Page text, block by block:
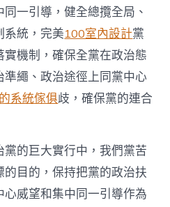
一引導，健全總攬全局、
系統，完美100室內設計黨
機制，確保全黨在政治態
繩、政治途徑上同黨中心
系統傢俱歧，確保黨的連合
的巨大實行中，我們黨苦
目的，保持把黨的政治扶
威望和集中同一引導作為